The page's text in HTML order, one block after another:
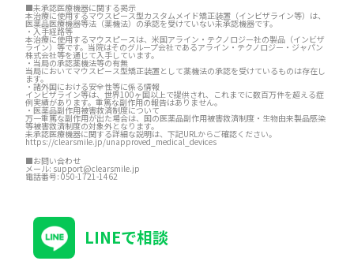
■未承認医療機器に関する掲示
本治療に使用するマウスピース型カスタムメイド矯正装置（インビザライン等）は、
医薬品医療機器等法（薬機法）の承認を受けていない未承認機器です。
・入手経路等
本治療に使用するマウスピースは、米国アライン・テクノロジー社の製品（インビザ
ライン）等です。当院はそのグループ会社であるアライン・テクノロジー・ジャパン
株式会社等を通じて入手しています。
・当局の承認薬機法等の有無
当局においてマウスピース型矯正装置として薬機法の承認を受けているものは存在し
ます。
・諸外国における安全性等に係る情報
インビザライン等は、世界100ヶ国以上で提供され、これまでに数百万件を超える症
例実績があります。重篤な副作用の報告はありません。
・医薬品副作用被害救済制度について
万一重篤な副作用が出た場合は、国の医薬品副作用被害救済制度・生物由来製品感染
等被害救済制度の対象外となります。
未承認医療機器に関する詳細な説明は、下記URLからご確認ください。
https://clearsmile.jp/unapproved_medical_devices
■お問い合わせ
メール:support@clearsmile.jp
電話番号:050-1721-1462
LINEで相談